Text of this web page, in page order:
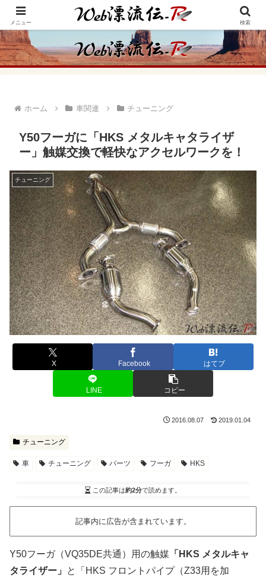
アメリカ・インディアンの思想・生き方からの学びをメインに、趣味や経験則
からの情報を発信
ホーム 車関連 チューニング
Y50フーガに「HKS メタルキャタライザ
ー」触媒交換で軽快なアクセルワークを！
チューニング
X Facebook はてブ
LINE コピー
2016.08.07 2019.01.04
チューニング
車 チューニング パーツ フーガ HKS
この記事は約2分で読めます。
記事内に広告が含まれています。
Y50フーガ（VQ35DE共通）用の触媒 「HKS メタルキャ
タライザー」
と「HKS フロントパイプ（Z33用を加
メニュー 検索